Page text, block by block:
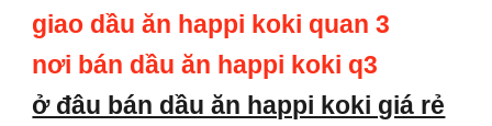
giao dầu ăn happi koki quan 3
nơi bán dầu ăn happi koki q3
ở đâu bán dầu ăn happi koki giá rẻ